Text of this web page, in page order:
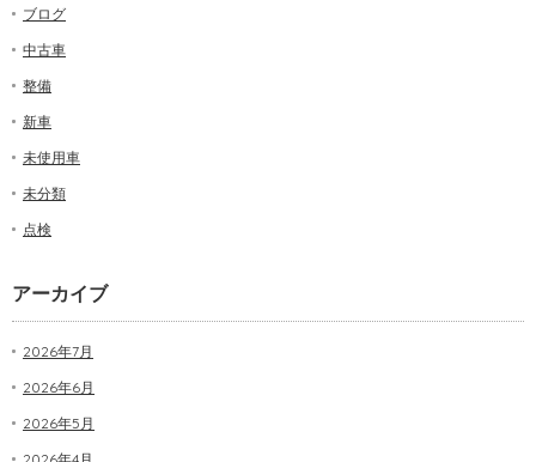
ブログ
中古車
整備
新車
未使用車
未分類
点検
アーカイブ
2026年7月
2026年6月
2026年5月